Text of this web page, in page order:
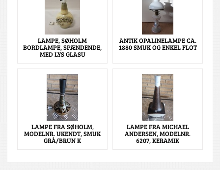
LAMPE, SØHOLM
BORDLAMPE, SPÆNDENDE,
MED LYS GLASU
ANTIK OPALINELAMPE CA.
1880 SMUK OG ENKEL FLOT
LAMPE FRA SØHOLM,
MODELNR. UKENDT, SMUK
GRÅ/BRUN K
LAMPE FRA MICHAEL
ANDERSEN, MODELNR.
6207, KERAMIK